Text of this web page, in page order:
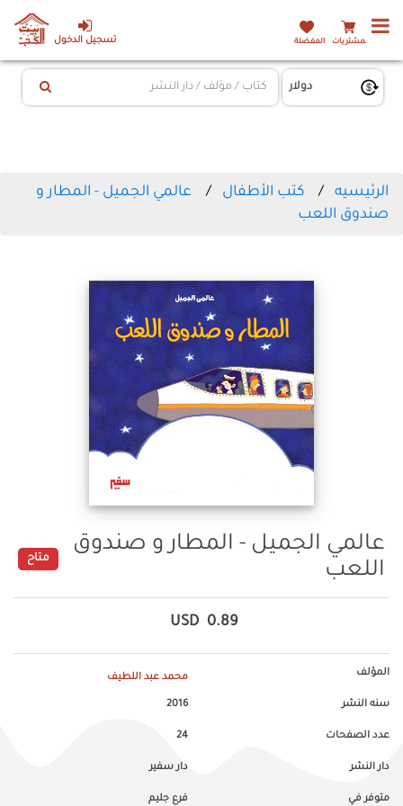
تسجيل الدخول المشتريات المفضلة
الرئيسيه كتب الأطفال
عالمي الجميل - المطار و
صندوق اللعب
عالمي الجميل - المطار و صندوق
اللعب
متاح
0.89
USD
المؤلف محمد عبد اللطيف
سنه النشر 2016
عدد الصفحات 24
دار النشر دار سفير
متوفر في فرع جليم